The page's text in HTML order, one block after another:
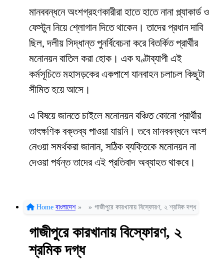
মানববন্ধনে অংশগ্রহণকারীরা হাতে হাতে নানা প্ল্যাকার্ড ও
ফেস্টুন নিয়ে শ্লোগান দিতে থাকেন। তাদের প্রধান দাবি
ছিল, দলীয় সিদ্ধান্ত পুনর্বিবেচনা করে বিতর্কিত প্রার্থীর
মনোনয়ন বাতিল করা হোক। এক ঘণ্টাব্যাপী এই
কর্মসূচিতে মহাসড়কের একপাশে যানবাহন চলাচল কিছুটা
সীমিত হয়ে আসে।
এ বিষয়ে জানতে চাইলে মনোনয়ন বঞ্চিত কোনো প্রার্থীর
তাৎক্ষণিক বক্তব্য পাওয়া যায়নি। তবে মানববন্ধনে অংশ
নেওয়া সমর্থকরা জানান, সঠিক ব্যক্তিকে মনোনয়ন না
দেওয়া পর্যন্ত তাদের এই প্রতিবাদ অব্যাহত থাকবে।
Home বাংলাদেশ » » গাজীপুরে কারখানায় বিস্ফোরণ, ২ শ্রমিক দগ্ধ
গাজীপুরে কারখানায় বিস্ফোরণ, ২
শ্রমিক দগ্ধ